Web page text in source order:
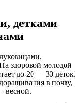
детками
здоровой молодой
до 20 — 30 деток.
в почву,
весной.